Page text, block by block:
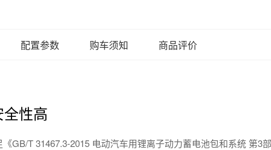
配置参数 购车须知 商品评价
性高
《GB/T 31467.3-2015 电动汽车用锂离子动力蓄电池包和系统 第3